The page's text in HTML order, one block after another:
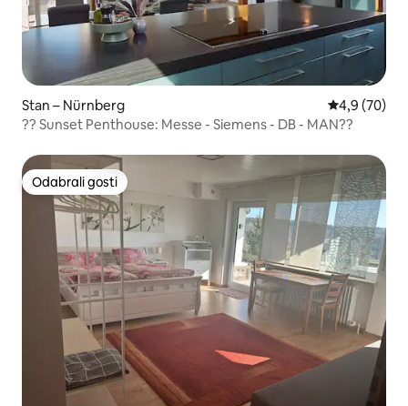
Stan – Nürnberg Prosječna
4,9 (70)
?? Sunset Penthouse: Messe - Siemens - DB - MAN??
Odabrali gosti
Odabrali gosti